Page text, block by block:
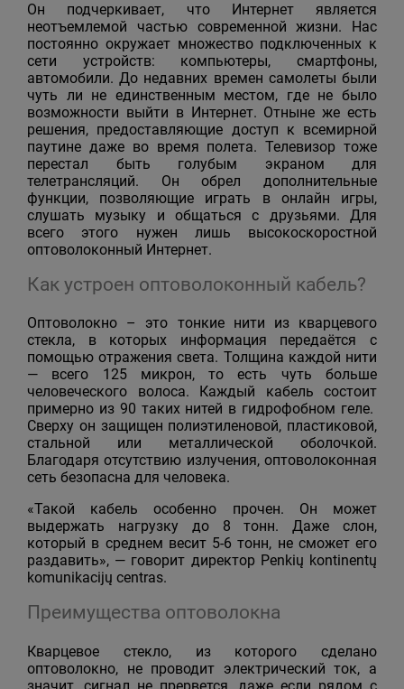
Он подчеркивает, что Интернет является
неотъемлемой частью современной жизни. Нас
постоянно окружает множество подключенных к
сети устройств: компьютеры, смартфоны,
автомобили. До недавних времен самолеты были
чуть ли не единственным местом, где не было
возможности выйти в Интернет. Отныне же есть
решения, предоставляющие доступ к всемирной
паутине даже во время полета. Телевизор тоже
перестал быть голубым экраном для
телетрансляций. Он обрел дополнительные
функции, позволяющие играть в онлайн игры,
слушать музыку и общаться с друзьями. Для
всего этого нужен лишь высокоскоростной
оптоволоконный Интернет.
Как устроен оптоволоконный кабель?
Оптоволокно – это тонкие нити из кварцевого
стекла, в которых информация передаётся с
помощью отражения света. Толщина каждой нити
— всего 125 микрон, то есть чуть больше
человеческого волоса. Каждый кабель состоит
примерно из 90 таких нитей в гидрофобном геле.
Сверху он защищен полиэтиленовой, пластиковой,
стальной или металлической оболочкой.
Благодаря отсутствию излучения, оптоволоконная
сеть безопасна для человека.
«Такой кабель особенно прочен. Он может
выдержать нагрузку до 8 тонн. Даже слон,
который в среднем весит 5-6 тонн, не сможет его
раздавить», — говорит директор Penkių kontinentų
komunikacijų centras.
Преимущества оптоволокна
Кварцевое стекло, из которого сделано
оптоволокно, не проводит электрический ток, а
значит, сигнал не прервется, даже если рядом с